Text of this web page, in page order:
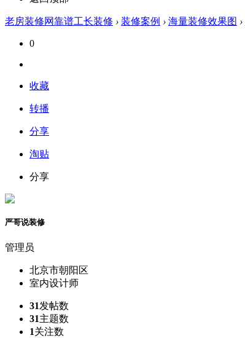
老房装修网靠谱工长装修 › 装修案例 › 海量装修效果图 ›
0
收藏
转播
分享
淘贴
分享
严哥说装修
管理员
北京市朝阳区
室内设计师
31发帖数
31主题数
1关注数